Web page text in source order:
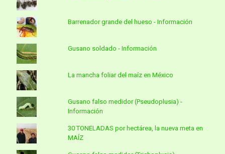
Barrenador grande del hueso - Información
Gusano soldado - Información
La mancha foliar del maíz en México
Gusano falso medidor (Pseudoplusia) -
Información
30 TONELADAS por hectárea, la nueva meta en
MAÍZ